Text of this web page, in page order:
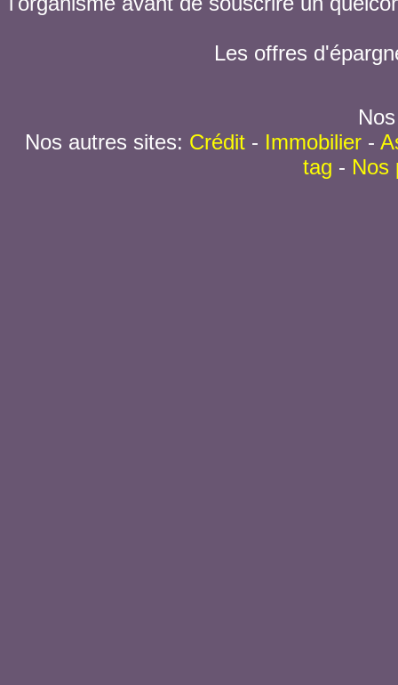
Les offres
Nos autres sites: Crédit- Immobilier-
tag - Nos